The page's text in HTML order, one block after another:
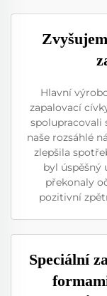
Hlavní
zapalovací
spolupracovali
naše rozsáhlé
zlepšila
byl úspěšný
překonaly
pozitivní
Speciální